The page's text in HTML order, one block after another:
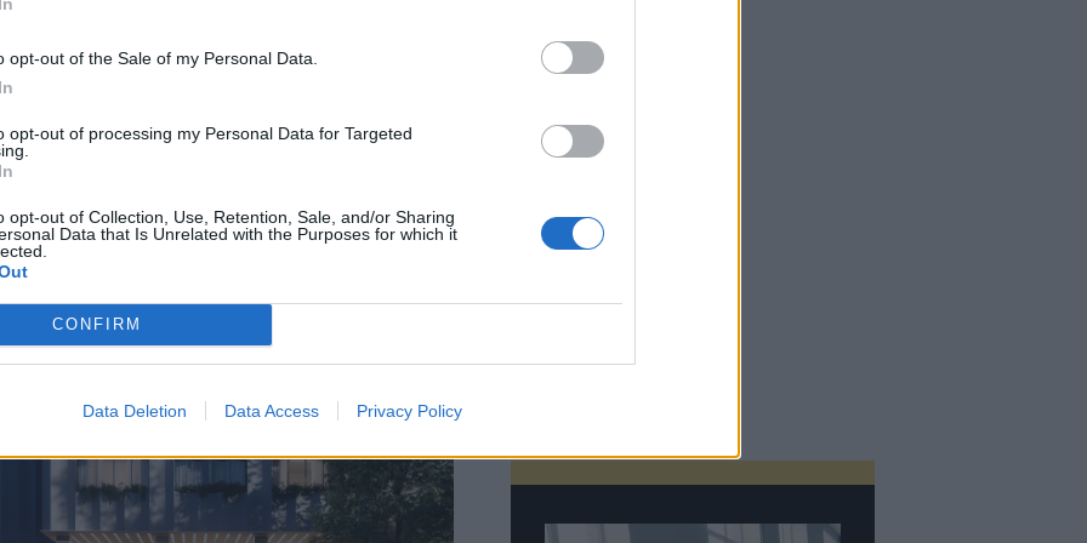
opt-out of the Sale of my Personal Data.
opt-out of processing my Personal Data for Targeted
opt-out of Collection, Use, Retention, Sale, and/or Sharing
Data that Is Unrelated with the Purposes for which it
CONFIRM
Data Deletion Data Access Privacy Policy
συμπεριλαμβανομένης μιας προεδρικής
Το ξενοδοχείο αναμένεται να αποτελέσει ένα
εστιατόριο και μπαρ στο ισόγειο,
χώρο πρωινού και χώρους privet dining.
του ξενοδοχείου θα μετατρέπεται ανά πάσα
σε χώρο που θα φιλοξενεί ιδιαίτερες
εκδηλώσεις και κοινωνικές
στην πόλη.